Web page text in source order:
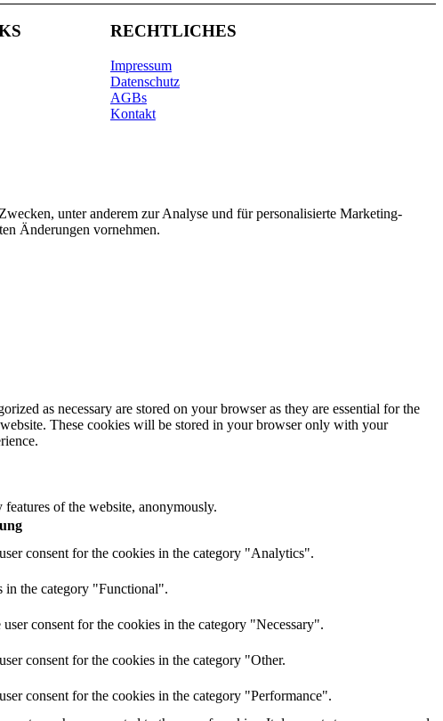
RECHTLICHES
Impressum
Datenschutz
AGBs
Kontakt
unter anderem zur Analyse und für personalisierte Marketing-
Änderungen vornehmen.
as necessary are stored on your browser as they are essential for the
These cookies will be stored in your browser only with your
of the website, anonymously.
consent for the cookies in the category "Analytics".
in the category "Functional".
consent for the cookies in the category "Necessary".
consent for the cookies in the category "Other.
consent for the cookies in the category "Performance".